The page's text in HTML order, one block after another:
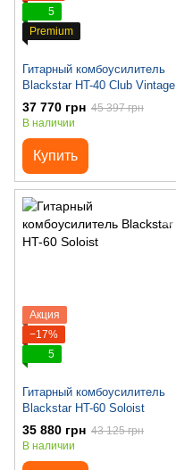
5
Premium
Гитарный комбоусилитель
Blackstar HT-40 Club Vintage
Pro
37 770 грн 45 397 грн
В наличии
Купить
Акция
−17%
5
Гитарный комбоусилитель
Blackstar HT-60 Soloist
35 880 грн 43 125 грн
В наличии